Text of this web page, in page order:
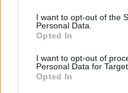
I want to opt-out of the
Personal Data.
Opted In
I want to opt-out of
Personal Data for
Opted In
Annelie
11 år sedan
Hejsan!!
Har gjort en av dina